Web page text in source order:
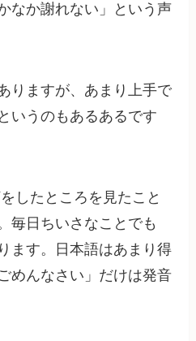
なか謝れない」という声
りますが、あまり上手で
うのもあるあるです
したところを見たこと
毎日ちいさなことでも
ます。日本語はあまり得
めんなさい」だけは発音